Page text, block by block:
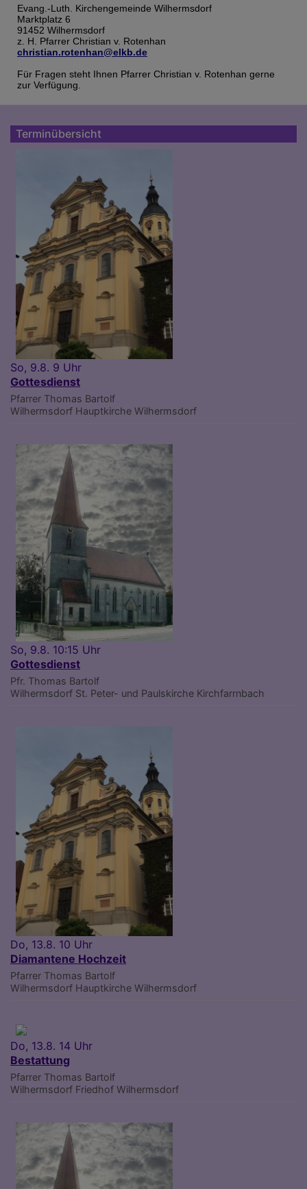
Evang.-Luth. Kirchengemeinde Wilhermsdorf
Marktplatz 6
91452 Wilhermsdorf
z. H. Pfarrer Christian v. Rotenhan
christian.rotenhan@elkb.de
Für Fragen steht Ihnen Pfarrer Christian v. Rotenhan gerne
zur Verfügung.
Terminübersicht
So, 9.8. 9 Uhr
Gottesdienst
Pfarrer Thomas Bartolf
Wilhermsdorf Hauptkirche Wilhermsdorf
So, 9.8. 10:15 Uhr
Gottesdienst
Pfr. Thomas Bartolf
Wilhermsdorf St. Peter- und Paulskirche Kirchfarrnbach
Do, 13.8. 10 Uhr
Diamantene Hochzeit
Pfarrer Thomas Bartolf
Wilhermsdorf Hauptkirche Wilhermsdorf
Do, 13.8. 14 Uhr
Bestattung
Pfarrer Thomas Bartolf
Wilhermsdorf Friedhof Wilhermsdorf